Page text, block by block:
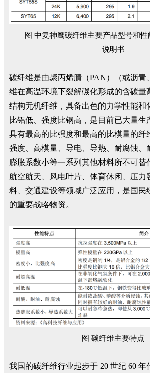
图 中复神鹰碳纤维主要产品型号和
说明书
碳纤维是由聚丙烯腈（PAN）（或沥青
维在高温环境下裂解碳化形成的含碳量
结构无机纤维，具备出色的力学性能和
比铝低、强度比钢高，是目前已大量生
具有最高的比强度和最高的比模量的纤
强度、高模量、导电、导热、耐腐蚀、
膨胀系数小等一系列其他材料所不可替
航空航天、风电叶片、体育休闲、压力
料、交通建设等领域广泛应用，是国民
的重要战略物资。
图 碳纤维主要特点
我国的碳纤维行业起步于 20 世纪 60